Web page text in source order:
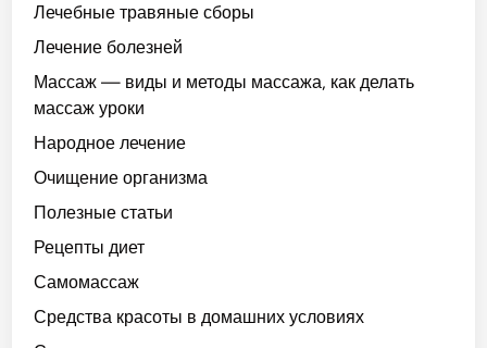
Лечебные травяные сборы
Лечение болезней
Массаж — виды и методы массажа, как делать
массаж уроки
Народное лечение
Очищение организма
Полезные статьи
Рецепты диет
Самомассаж
Средства красоты в домашних условиях